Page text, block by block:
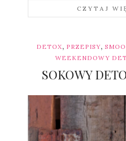
CZYTAJ
DETOX, PRZEPISY,
WEEKENDOWY
SOKOWY